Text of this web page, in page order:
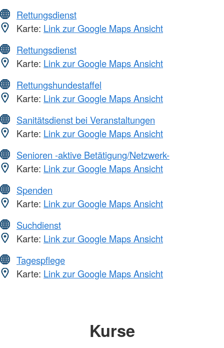
Rettungsdienst
Karte: Link zur Google Maps Ansicht
Rettungsdienst
Karte: Link zur Google Maps Ansicht
Rettungshundestaffel
Karte: Link zur Google Maps Ansicht
Sanitätsdienst bei Veranstaltungen
Karte: Link zur Google Maps Ansicht
Senioren -aktive Betätigung/Netzwerk-
Karte: Link zur Google Maps Ansicht
Spenden
Karte: Link zur Google Maps Ansicht
Suchdienst
Karte: Link zur Google Maps Ansicht
Tagespflege
Karte: Link zur Google Maps Ansicht
Kurse